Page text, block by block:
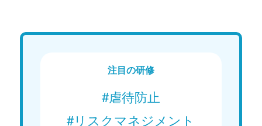
メントと支援のプロセス」
Web講義を視聴する
ポイン
注目の研修
#虐待防止
#リスクマネジメント